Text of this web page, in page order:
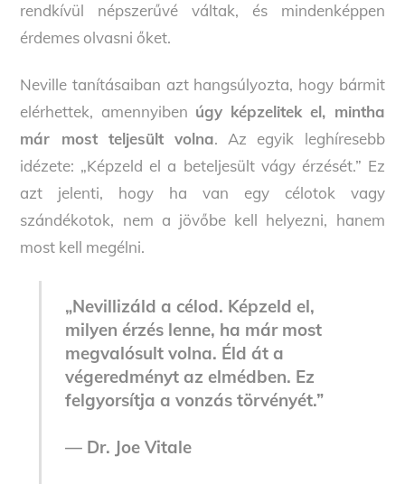
rendkívül népszerűvé váltak, és mindenképpen
érdemes olvasni őket.
Neville tanításaiban azt hangsúlyozta, hogy bármit
elérhettek, amennyiben úgy képzelitek el, mintha
már most teljesült volna. Az egyik leghíresebb
idézete: „Képzeld el a beteljesült vágy érzését.” Ez
azt jelenti, hogy ha van egy célotok vagy
szándékotok, nem a jövőbe kell helyezni, hanem
most kell megélni.
„Nevillizáld a célod. Képzeld el,
milyen érzés lenne, ha már most
megvalósult volna. Éld át a
végeredményt az elmédben. Ez
felgyorsítja a vonzás törvényét.”
— Dr. Joe Vitale